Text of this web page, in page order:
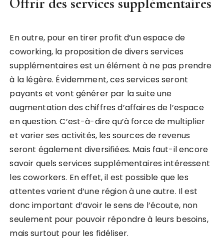
En outre, pour en tirer profit d’un espace de
coworking, la proposition de divers services
supplémentaires est un élément à ne pas prendre
à la légère. Évidemment, ces services seront
payants et vont générer par la suite une
augmentation des chiffres d’affaires de l’espace
en question. C’est-à-dire qu’à force de multiplier
et varier ses activités, les sources de revenus
seront également diversifiées. Mais faut-il encore
savoir quels services supplémentaires intéressent
les coworkers. En effet, il est possible que les
attentes varient d’une région à une autre. Il est
donc important d’avoir le sens de l’écoute, non
seulement pour pouvoir répondre à leurs besoins,
mais surtout pour les fidéliser.